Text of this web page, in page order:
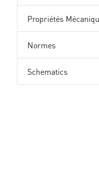
Propriétés
Normes
Schematics